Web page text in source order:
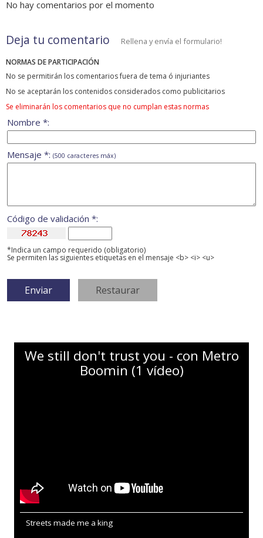
No hay comentarios por el momento
Deja tu comentario Rellena y envía el formulario!
NORMAS DE PARTICIPACIÓN
No se permitirán los comentarios fuera de tema ó injuriantes
No se aceptarán los contenidos considerados como publicitarios
Se eliminarán los comentarios que no cumplan estas normas
Nombre *:
Mensaje *: (500 caracteres máx)
Código de validación *:
*Indica un campo requerido (obligatorio)
Se permiten las siguientes etiquetas en el mensaje <b> <i> <u>
We still don't trust you - con Metro
Boomin (1 vídeo)
Streets made me a king